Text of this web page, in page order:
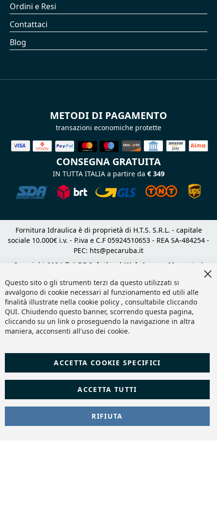
Ordini e Resi
Contattaci
Blog
METODI DI PAGAMENTO
transazioni economiche protette
CONSEGNA GRATUITA
IN TUTTA ITALIA a partire da € 349
Fornitura Idraulica è di proprietà di H.T.S. S.R.L. - capitale
sociale 10.000€ i.v. - P.iva e C.F 05924510653 - REA SA-484254 -
PEC: hts@pecaruba.it
Copyright 2024 © | DF Solution | Web Agency Magento
|
Questo sito o gli strumenti terzi da questo utilizzati si
avvalgono di cookie necessari al funzionamento ed utili alle
finalità illustrate nella cookie policy , consultabile cliccando
QUI. Chiudendo questo banner, scorrendo questa pagina,
cliccando su un link o proseguendo la navigazione in altra
maniera, acconsenti all'uso dei cookie.
ACCETTA TUTTI
ACCETTA COOKIE SPECIFICI
RIFIUTA